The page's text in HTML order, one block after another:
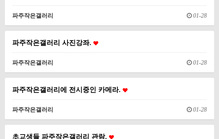
파주작은갤러리 01-28
파주작은갤러리 사진강좌.
파주작은갤러리 01-28
파주작은갤러리에 전시중인 카메라.
파주작은갤러리 01-28
초교생들 파주작은갤러리 관람.